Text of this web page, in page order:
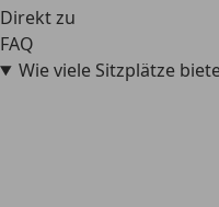
Direkt zu
FAQ
Wie viele Sitzplätze